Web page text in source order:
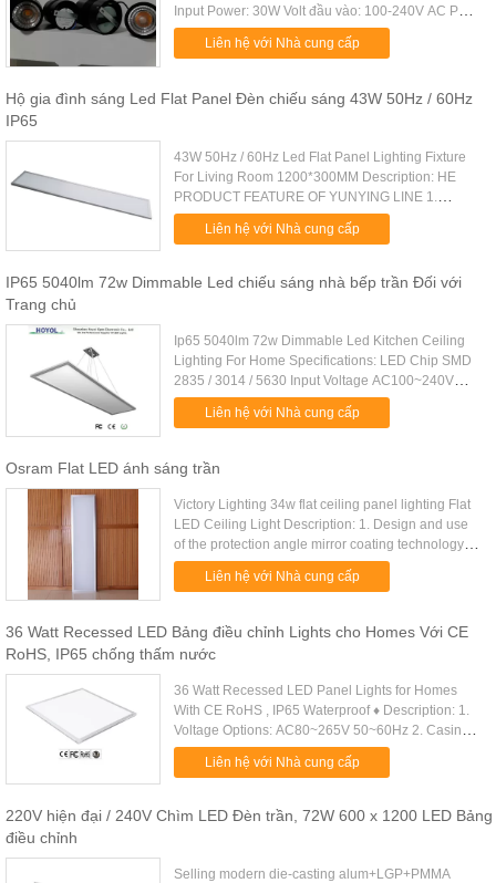
Input Power: 30W Volt đầu vào: 100-240V AC PF >
0,95 Luminous Flux: 3000 lm CRI: 85 Ra Nguồn
ánh sáng LED: Nhật Bản c...
Liên hệ với Nhà cung cấp
Hộ gia đình sáng Led Flat Panel Đèn chiếu sáng 43W 50Hz / 60Hz
IP65
43W 50Hz / 60Hz Led Flat Panel Lighting Fixture
For Living Room 1200*300MM Description: HE
PRODUCT FEATURE OF YUNYING LINE 1.
Special circuit design to ensure the independent
operation of each LED chip. 2 ...
Liên hệ với Nhà cung cấp
IP65 5040lm 72w Dimmable Led chiếu sáng nhà bếp trần Đối với
Trang chủ
Ip65 5040lm 72w Dimmable Led Kitchen Ceiling
Lighting For Home Specifications: LED Chip SMD
2835 / 3014 / 5630 Input Voltage AC100~240V
Power 72W CCT 2700 - 6500K CRI >80Ra
Dimming Type Triac , 0 - c10V , PWM , ...
Liên hệ với Nhà cung cấp
Osram Flat LED ánh sáng trần
Victory Lighting 34w flat ceiling panel lighting Flat
LED Ceiling Light Description: 1. Design and use
of the protection angle mirror coating technology to
achieve the effect of anti-glare, can effectively ...
Liên hệ với Nhà cung cấp
36 Watt Recessed LED Bảng điều chỉnh Lights cho Homes Với CE
RoHS, IP65 chống thấm nước
36 Watt Recessed LED Panel Lights for Homes
With CE RoHS , IP65 Waterproof ♦ Description: 1.
Voltage Options: AC80~265V 50~60Hz 2. Casing
Material: Acrylic/6063Aluminum 3. Power
consumption of LEDs: (W): 36W . ...
Liên hệ với Nhà cung cấp
220V hiện đại / 240V Chìm LED Đèn trần, 72W 600 x 1200 LED Bảng
điều chỉnh
Selling modern die-casting alum+LGP+PMMA